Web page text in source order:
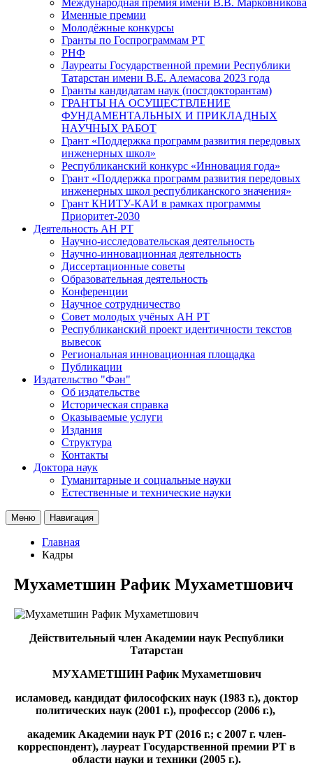
Именные премии
Молодёжные конкурсы
Гранты по Госпрограммам РТ
РНФ
Лауреаты Государственной премии Республики
Татарстан имени В.Е. Алемасова 2023 года
Гранты кандидатам наук (постдокторантам)
ГРАНТЫ НА ОСУЩЕСТВЛЕНИЕ
ФУНДАМЕНТАЛЬНЫХ И ПРИКЛАДНЫХ
НАУЧНЫХ РАБОТ
Грант «Поддержка программ развития передовых
инженерных школ»
Республиканский конкурс «Инновация года»
Грант «Поддержка программ развития передовых
инженерных школ республиканского значения»
Грант КНИТУ-КАИ в рамках программы
Приоритет-2030
Деятельность АН РТ
Научно-исследовательская деятельность
Научно-инновационная деятельность
Диссертационные советы
Образовательная деятельность
Конференции
Научное сотрудничество
Совет молодых учёных АН РТ
Республиканский проект идентичности текстов
вывесок
Региональная инновационная площадка
Публикации
Издательство "Фән"
Об издательстве
Историческая справка
Оказываемые услуги
Издания
Структура
Контакты
Доктора наук
Гуманитарные и социальные науки
Естественные и технические науки
Меню Навигация
Главная
Кадры
Мухаметшин Рафик Мухаметшович
Действительный член Академии наук Республики
Татарстан
МУХАМЕТШИН Рафик Мухаметшович
исламовед, кандидат философских наук (1983 г.), доктор
политических наук (2001 г.), профессор (2006 г.),
академик Академии наук РТ (2016 г.; с 2007 г. член-
корреспондент), лауреат Государственной премии РТ в
области науки и техники (2005 г.).